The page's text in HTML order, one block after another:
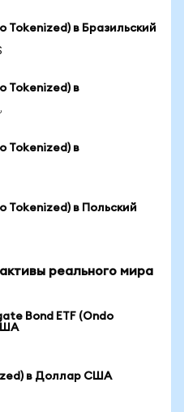
Tokenized) в Бразильский
Tokenized) в
Tokenized) в
Tokenized) в Польский
реального мира
Bond ETF (Ondo
в Доллар США